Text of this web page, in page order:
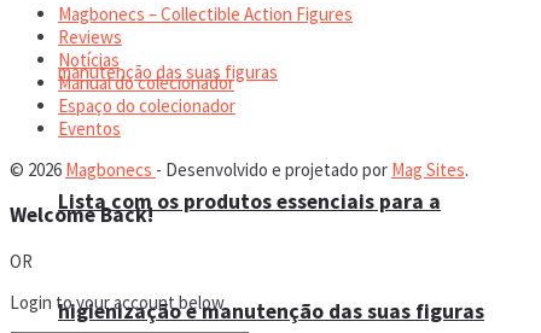
Lista com os produtos essenciais para a
higienização e manutenção das suas figuras
Magbonecs – Collectible Action Figures
Reviews
Notícias
Manual do colecionador
Espaço do colecionador
Eventos
© 2026 Magbonecs - Desenvolvido e projetado por Mag Sites.
Welcome Back!
OR
Login to your account below